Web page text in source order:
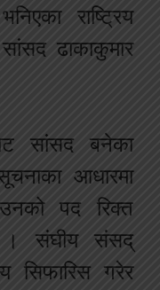
राष्ट्रिय
ढाकाकुमार
सांसद बनेका
आधारमा
पद रिक्त
। संघीय संसद्
सिफारिस गरेर